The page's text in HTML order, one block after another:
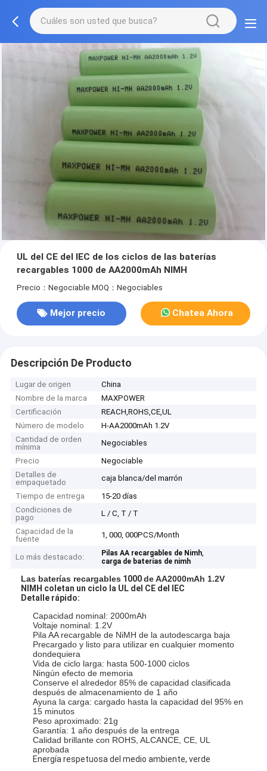
UL del CE del IEC de los ciclos de las baterías
recargables 1000 de AA2000mAh NIMH
Precio：Negociable MOQ：Negociables
Mejor precio Chatea Ahora
Descripción De Producto
Lugar de origen
China
Nombre de la marca
MAXPOWER
Certificación
REACH,ROHS,CE,UL
Número de modelo
H-AA2000mAh 1.2V
Cantidad de orden
mínima
Negociables
Precio
Negociable
Detalles de
empaquetado
caja blanca/del marrón
Tiempo de entrega
15-20 días
Condiciones de
pago
L / C, T / T
Capacidad de la
fuente
1, 000, 000PCS/Month
Lo más destacado: Pilas AA recargables de Nimh,
carga de baterías de nimh
Las baterías recargables 1000de AA2000mAh 1.2V
NIMH coletan un ciclo la UL del CE del IEC
Detalle rápido:
Capacidad nominal: 2000mAh
Voltaje nominal: 1.2V
Pila AA recargable de NiMH de la autodescarga baja
Precargado y listo para utilizar en cualquier momento
dondequiera
Vida de ciclo larga: hasta 500-1000 ciclos
Ningún efecto de memoria
Conserve el alrededor 85% de capacidad clasificada
después de almacenamiento de 1 año
Ayuna la carga: cargado hasta la capacidad del 95% en
15 minutos
Peso aproximado: 21g
Garantía: 1 año después de la entrega
Calidad brillante con ROHS, ALCANCE, CE, UL
aprobada
Energía respetuosa del medio ambiente, verde